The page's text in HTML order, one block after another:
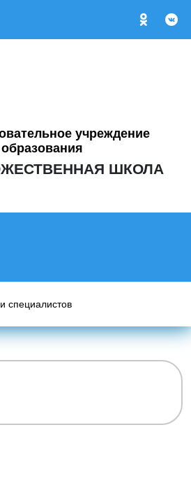
учреждение
ШКОЛА
специалистов